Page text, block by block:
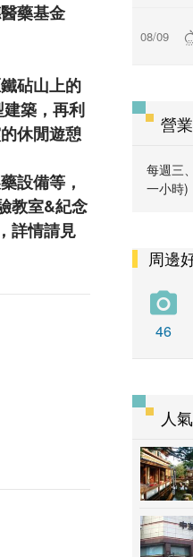
藥基金
砧山上的
築，再利
休閒遊憩
設備等，
教室&紀念
詳情請見
08/09
營
每週三
一小時)
周邊
46
人